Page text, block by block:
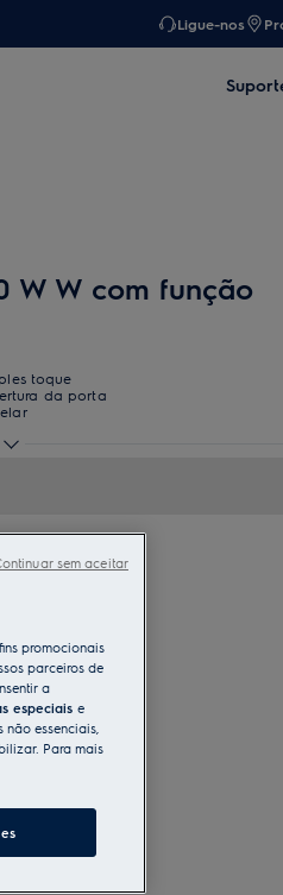
Ligue-nos
W W com função
toque
da porta
promocionais
parceiros de
a
especiais e
essenciais,
Para mais
sem aceitar